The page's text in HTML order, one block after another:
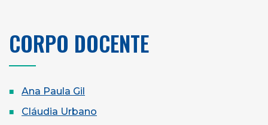
CORPO DOCENTE
Ana Paula Gil
Cláudia Urbano